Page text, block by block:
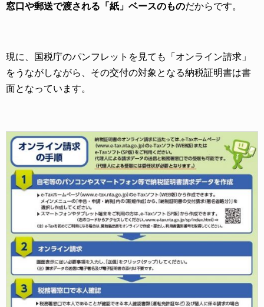
窓口や郵送で渡される「紙」ベースのものだからです。
現に、国税庁のパンフレットを見ても「オンライン請求」
をうながしながら、その交付の対象となる納税証明書は書
面となっています。